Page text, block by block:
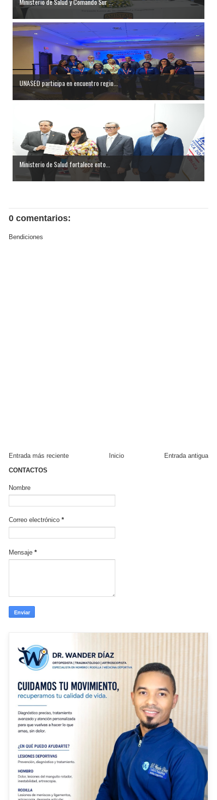
UNASED participa en encuentro regio...
Ministerio de Salud fortalece ento...
0 comentarios:
Bendiciones
Entrada más reciente Entrada antigua
Inicio
CONTACTOS
Nombre
Correo electrónico *
Mensaje *